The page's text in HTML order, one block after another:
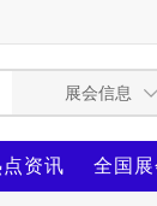
资讯 全国